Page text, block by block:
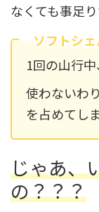
なくても事足
ソフトシ
1回の山行
使わないわ
を占めてし
じゃあ、
の？？？